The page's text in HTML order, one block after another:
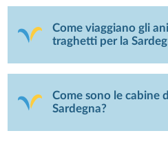
Come viaggiano gli
traghetti per la
Come sono le cabine
Sardegna?